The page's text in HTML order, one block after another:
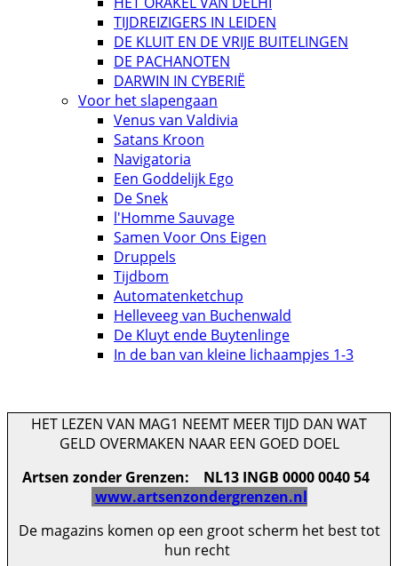
TIJDREIZIGERS IN LEIDEN
DE KLUIT EN DE VRIJE BUITELINGEN
DE PACHANOTEN
DARWIN IN CYBERIË
Voor het slapengaan
Venus van Valdivia
Satans Kroon
Navigatoria
Een Goddelijk Ego
De Snek
l'Homme Sauvage
Samen Voor Ons Eigen
Druppels
Tijdbom
Automatenketchup
Helleveeg van Buchenwald
De Kluyt ende Buytenlinge
In de ban van kleine lichaampjes 1-3
HET LEZEN VAN MAG1 NEEMT MEER TIJD DAN WAT
GELD OVERMAKEN NAAR EEN GOED DOEL
Artsen zonder Grenzen: NL13 INGB 0000 0040 54
www.artsenzondergrenzen.nl
De magazins komen op een groot scherm het best tot
hun recht